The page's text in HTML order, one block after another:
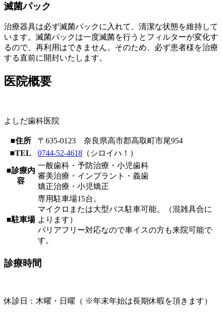
滅菌パック
治療器具は必ず滅菌パックに入れて、清潔な状態を維持して
います。滅菌パックは一度滅菌を行うとフィルターが変化す
るので、再利用はできません。そのため、必ず患者様を治療
する直前に開封いたします。
医院概要
よしだ歯科医院
■住所
〒635-0123 奈良県高市郡高取町市尾954
■TEL 0744-52-4618 （シロイハ！）
■診療内
容
一般歯科・予防治療・小児歯科
審美治療・インプラント・義歯
矯正治療・小児矯正
■駐車場
専用駐車場15台。
マイクロまたは大型バス駐車可能。（混雑具合に
よります）
バリアフリー対応なので車イスの方も来院可能で
す。
診療時間
休診日：木曜・日曜（ ※年末年始は長期休暇を頂きます）